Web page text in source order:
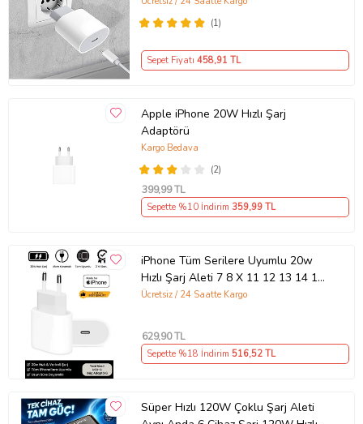
(1)
Sepet Fiyatı 458,91 TL
Apple iPhone 20W Hızlı Şarj
Adaptörü
(2)
Kargo Bedava
399,99 TL
Sepette %10 İndirim 359,99 TL
iPhone Tüm Serilere Uyumlu 20w
Hızlı Şarj Aleti 7 8 X 11 12 13 14 15
16 İçin Type-C Girişli Adaptör
Ücretsiz / 24 Saatte Kargo
629,90 TL
Sepette %18 İndirim 516,52 TL
Süper Hızlı 120W Çoklu Şarj Aleti